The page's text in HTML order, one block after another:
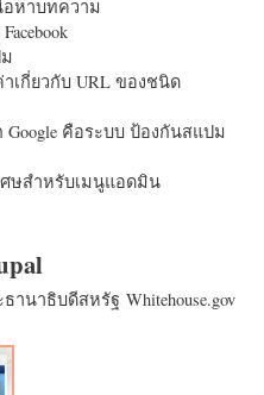
อหาบทความ
เกี่ยวกับ URL ของชนิด
คือระบบ ป้องกันสแปม
ษสำหรับเมนูแอดมิน
านาธิบดีสหรัฐ Whitehouse.gov